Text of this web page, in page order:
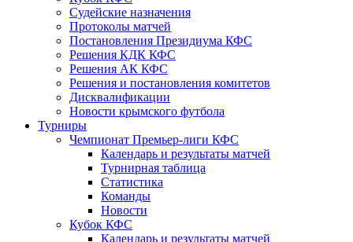
Судейские назначения
Протоколы матчей
Постановления Президиума КФС
Решения КДК КФС
Решения АК КФС
Решения и постановления комитетов
Дисквалификации
Новости крымского футбола
Турниры
Чемпионат Премьер-лиги КФС
Календарь и результаты матчей
Турнирная таблица
Статистика
Команды
Новости
Кубок КФС
Календарь и результаты матчей